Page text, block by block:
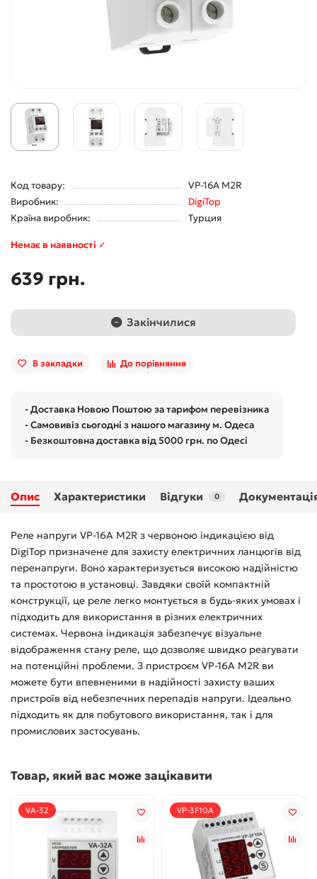
Код товару:
VP-16A M2R
Виробник:
DigiTop
Країна виробник:
Турция
Немає в наявності ✓
639 грн.
Закінчилися
В закладки До порівняння
- Доставка Новою Поштою за тарифом перевізника
- Самовивіз сьогодні з нашого магазину м. Одеса
- Безкоштовна доставка від 5000 грн. по Одесі
Опис Характеристики Відгуки 0
Реле напруги VP-16A M2R з червоною індикацією від
DigiTop призначене для захисту електричних ланцюгів від
перенапруги. Воно характеризується високою надійністю
та простотою в установці. Завдяки своїй компактній
конструкції, це реле легко монтується в будь-яких умовах і
підходить для використання в різних електричних
системах. Червона індикація забезпечує візуальне
відображення стану реле, що дозволяє швидко реагувати
на потенційні проблеми. З пристроєм VP-16A M2R ви
можете бути впевненими в надійності захисту ваших
пристроїв від небезпечних перепадів напруги. Ідеально
підходить як для побутового використання, так і для
промислових застосувань.
Товар, який вас може зацікавити
VA-32 VP-3F10A